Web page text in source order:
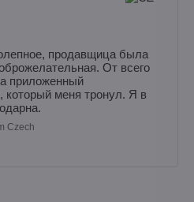
продавщица была
От всего
приложенный
который меня тронул. Я в
Czech